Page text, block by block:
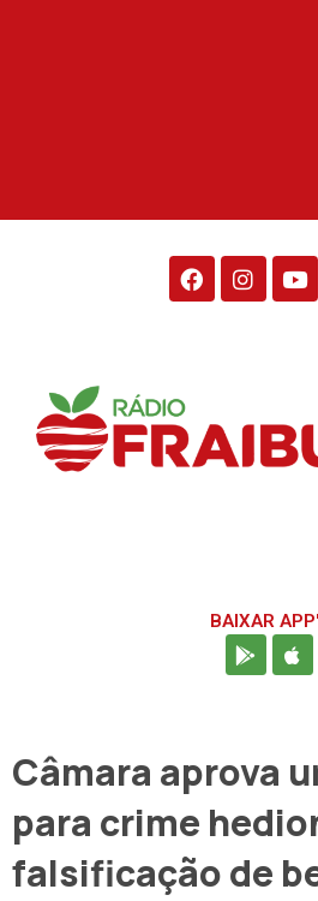
BAIXAR
Câmara aprova
para crime
falsificação de